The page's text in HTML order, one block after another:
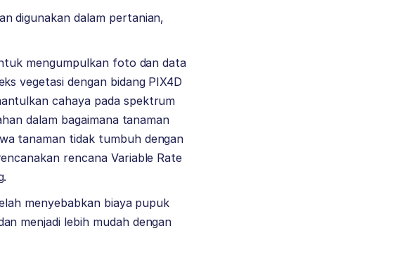
digunakan dalam pertanian,
mengumpulkan foto dan data
vegetasi dengan bidang PIX4D
cahaya pada spektrum
dalam bagaimana tanaman
tanaman tidak tumbuh dengan
rencana Variable Rate
menyebabkan biaya pupuk
menjadi lebih mudah dengan